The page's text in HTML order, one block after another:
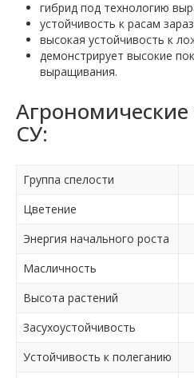
гибрид под технологию
устойчивость к расам
высокая устойчивость к
демонстрирует высокие
выращивания.
СУ:
Группа спелости
Цветение
Энергия начального роста
Масличность
Высота растений
Засухоустойчивость
Устойчивость к полеганию